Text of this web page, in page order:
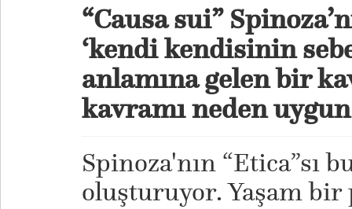
“Causa sui”
‘kendi kendisinin
anlamına gelen bir
kavramı neden
Spinoza'nın “Etica”sı
oluşturuyor. Yaşam bir